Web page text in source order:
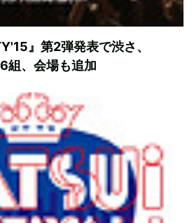
』第2弾発表で渋さ、
組、会場も追加